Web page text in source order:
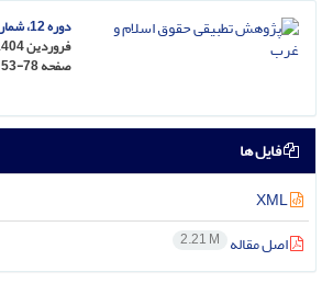
دوره 12، شماره 1 - شماره پیاپی 43
فروردین 1404
صفحه53-78
فایل ها
اصل مقاله 2.21 M